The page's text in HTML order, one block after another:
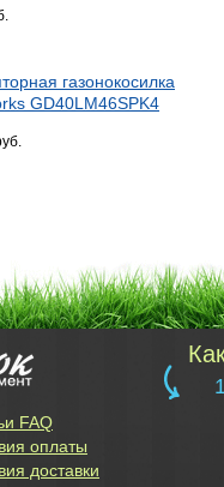
газонокосилка
GD40LM46SPK4
FAQ
оплаты
доставки